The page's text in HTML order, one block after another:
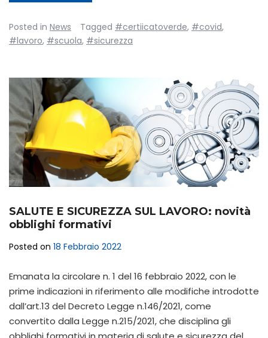
Posted in News Tagged #certiicatoverde, #covid,
#lavoro, #scuola, #sicurezza
SALUTE E SICUREZZA SUL LAVORO: novità
obblighi formativi
Posted on 18 Febbraio 2022
Emanata la circolare n. 1 del 16 febbraio 2022, con le
prime indicazioni in riferimento alle modifiche introdotte
dall’art.13 del Decreto Legge n.146/2021, come
convertito dalla Legge n.215/2021, che disciplina gli